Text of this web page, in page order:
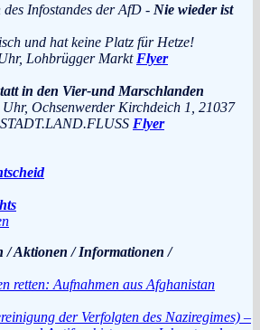
des Infostandes der AfD - Nie wieder ist
und hat keine Platz für Hetze!
Lohbrügger Markt Flyer
in den Vier-und Marschlanden
Ochsenwerder Kirchdeich 1, 21037
Flyer
/ Aktionen / Informationen /
retten: Aufnahmen aus Afghanistan
der Verfolgten des Naziregimes) –